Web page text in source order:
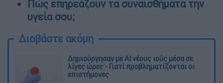
Πώς επηρεάζουν τα συναισθήματα την
υγεία σου;
Διαβάστε ακόμη
Δημιούργησαν με AI νέους ιούς μέσα σε
λίγες ώρες - Γιατί προβληματίζονται οι
επιστήμονες